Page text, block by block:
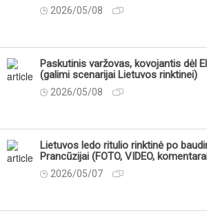
2026/05/08
Paskutinis varžovas, kovojantis dėl
(galimi scenarijai Lietuvos rinktinei)
2026/05/08
Lietuvos ledo ritulio rinktinė po
Prancūzijai (FOTO, VIDEO,
2026/05/07